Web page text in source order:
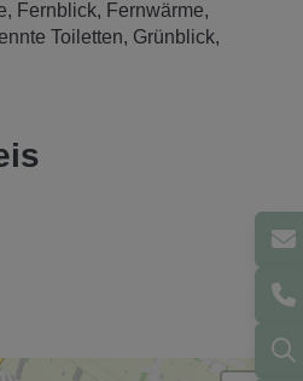
Fernblick
Fernwärme
Toiletten Grünblick